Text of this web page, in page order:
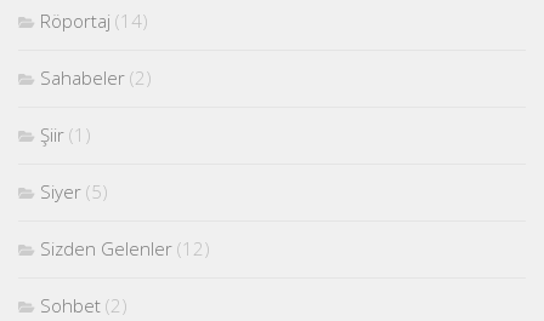
Röportaj (14)
Sahabeler (2)
Şiir (1)
Siyer (5)
Sizden Gelenler (12)
Sohbet (2)